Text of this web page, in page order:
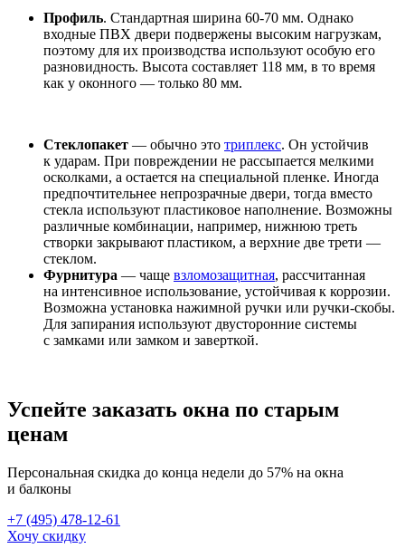
Профиль. Стандартная ширина 60-70 мм. Однако
входные ПВХ двери подвержены высоким нагрузкам,
поэтому для их производства используют особую его
разновидность. Высота составляет 118 мм, в то время
как у оконного — только 80 мм.
Стеклопакет — обычно это триплекс. Он устойчив
к ударам. При повреждении не рассыпается мелкими
осколками, а остается на специальной пленке. Иногда
предпочтительнее непрозрачные двери, тогда вместо
стекла используют пластиковое наполнение. Возможны
различные комбинации, например, нижнюю треть
створки закрывают пластиком, а верхние две трети —
стеклом.
Фурнитура — чаще взломозащитная, рассчитанная
на интенсивное использование, устойчивая к коррозии.
Возможна установка нажимной ручки или ручки-скобы.
Для запирания используют двусторонние системы
с замками или замком и заверткой.
Успейте заказать окна по старым
ценам
Персональная скидка до конца недели до 57% на окна
и балконы
+7 (495) 478-12-61
Хочу скидку